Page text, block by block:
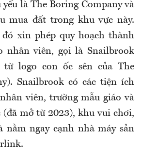
là The Boring Company và
mua đất trong khu vực này.
xin phép quy hoạch thành
nhân viên, gọi là Snailbrook
từ logo con ốc sên của The
Snailbrook có các tiện ích
viên, trường mẫu giáo và
mở từ 2023), khu vui chơi,
nằm ngay cạnh nhà máy sản